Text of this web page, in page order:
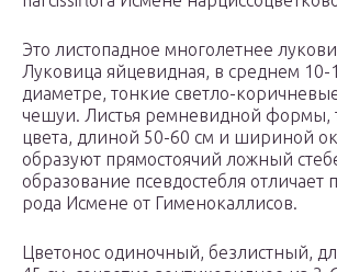
Это листопадное многолетнее
Луковица яйцевидная, в среднем 10-
диаметре, тонкие светло-
чешуи. Листья ремневидной формы,
цвета, длиной 50-60 см и шириной
образуют прямостоячий ложный
образование псевдостебля отличает
рода Исмене от Гименокаллисов.
Цветонос одиночный, безлистный,